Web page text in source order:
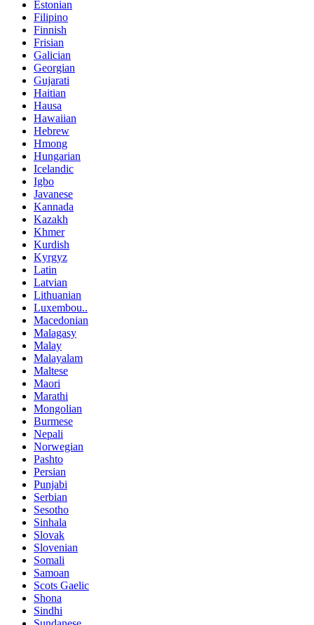
Estonian
Filipino
Finnish
Frisian
Galician
Georgian
Gujarati
Haitian
Hausa
Hawaiian
Hebrew
Hmong
Hungarian
Icelandic
Igbo
Javanese
Kannada
Kazakh
Khmer
Kurdish
Kyrgyz
Latin
Latvian
Lithuanian
Luxembou..
Macedonian
Malagasy
Malay
Malayalam
Maltese
Maori
Marathi
Mongolian
Burmese
Nepali
Norwegian
Pashto
Persian
Punjabi
Serbian
Sesotho
Sinhala
Slovak
Slovenian
Somali
Samoan
Scots Gaelic
Shona
Sindhi